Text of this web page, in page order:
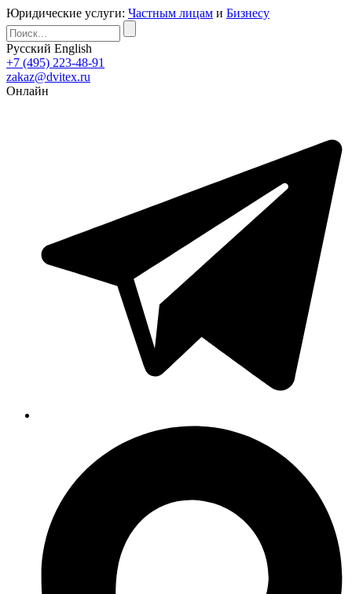
Юридические услуги: Частным лицам и Бизнесу
Русский English
+7 (495) 223-48-91
zakaz@dvitex.ru
Онлайн